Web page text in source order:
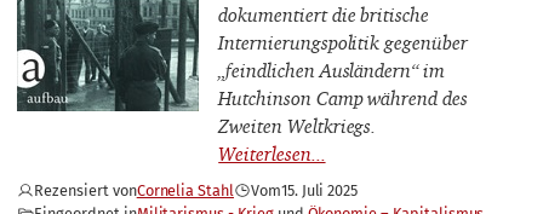
dokumentiert die britische
Internierungspolitik gegenüber
„feindlichen Ausländern“ im
Hutchinson Camp während des
Zweiten Weltkriegs.
Rezensiert vonCornelia Stahl Vom15. Juli 2025